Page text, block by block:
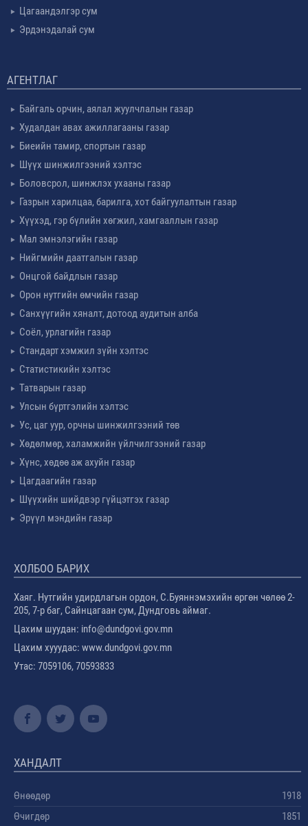
Цагаандэлгэр сум
Эрдэнэдалай сум
АГЕНТЛАГ
Байгаль орчин, аялал жуулчлалын газар
Худалдан авах ажиллагааны газар
Биеийн тамир, спортын газар
Шүүх шинжилгээний хэлтэс
Боловсрол, шинжлэх ухааны газар
Газрын харилцаа, барилга, хот байгуулалтын газар
Хүүхэд, гэр бүлийн хөгжил, хамгааллын газар
Мал эмнэлэгийн газар
Нийгмийн даатгалын газар
Онцгой байдлын газар
Орон нутгийн өмчийн газар
Санхүүгийн хяналт, дотоод аудитын алба
Соёл, урлагийн газар
Стандарт хэмжил зүйн хэлтэс
Статистикийн хэлтэс
Татварын газар
Улсын бүртгэлийн хэлтэс
Ус, цаг уур, орчны шинжилгээний төв
Хөдөлмөр, халамжийн үйлчилгээний газар
Хүнс, хөдөө аж ахуйн газар
Цагдаагийн газар
Шүүхийн шийдвэр гүйцэтгэх газар
Эрүүл мэндийн газар
ХОЛБОО БАРИХ
Хаяг. Нутгийн удирдлагын ордон, С.Буяннэмэхийн өргөн чөлөө 2-
205, 7-р баг, Сайнцагаан сум, Дундговь аймаг.
Цахим шуудан: info@dundgovi.gov.mn
Цахим хууудас: www.dundgovi.gov.mn
Утас: 7059106, 70593833
ХАНДАЛТ
Өнөөдөр
1918
Өчигдөр
1851